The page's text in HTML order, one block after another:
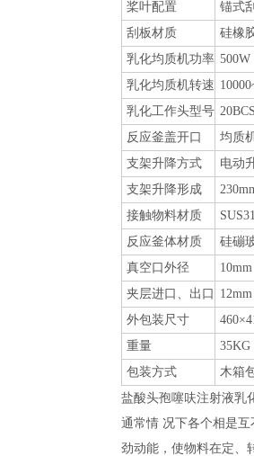
桨叶配置
锚式
刮板材质
硅橡
乳化均质机功率 500W
乳化均质机转速
乳化工作头型号
反应釜盖开口
均质
支架升降方式
电动
支架升降形成
接触物料材质
反应釜体材质
硅磞
真空口外径
10mm
夹层进口、出口
12mm
外包装尺寸
重量
35KG
包装方式
木箱
盐酸头孢噻呋注射液乳
通常情 况下各个相是
劲动能，使物料在定、